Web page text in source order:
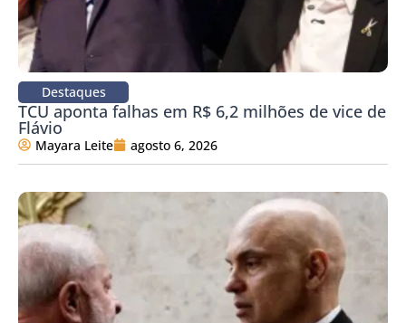
Destaques
TCU aponta falhas em R$ 6,2 milhões de vice de
Flávio
Mayara Leite agosto 6, 2026